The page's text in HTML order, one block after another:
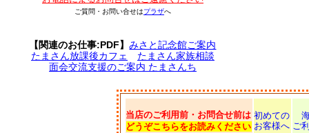
ご質問・お問い合せはプラザへ
【関連のお仕事:PDF】みさと記念館ご案内
たまさん放課後カフェ
たまさん家族相談
面会交流支援のご案内 たまさんち
当店のご利用前・お問合せ前は
どうぞこちらをお読みください
初めての
お客様へ ご